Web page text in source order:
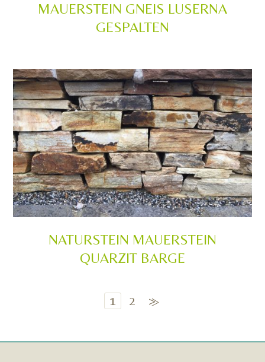
MAUERSTEIN GNEIS LUSERNA
GESPALTEN
NATURSTEIN MAUERSTEIN
QUARZIT BARGE
1 2 >